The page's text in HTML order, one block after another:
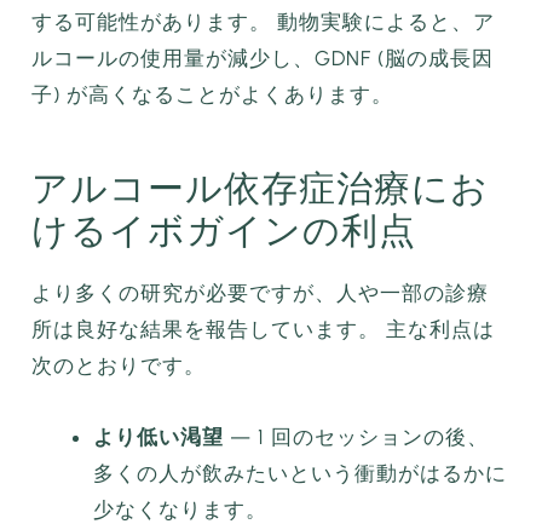
する可能性があります。 動物実験によると、ア
ルコールの使用量が減少し、GDNF (脳の成長因
子) が高くなることがよくあります。
アルコール依存症治療にお
けるイボガインの利点
より多くの研究が必要ですが、人や一部の診療
所は良好な結果を報告しています。 主な利点は
次のとおりです。
より低い渇望 — 1 回のセッションの後、
多くの人が飲みたいという衝動がはるかに
少なくなります。